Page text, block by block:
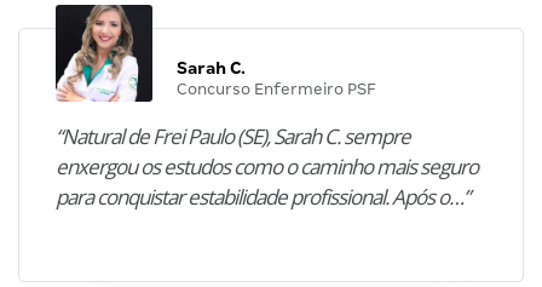
Sarah C.
Concurso Enfermeiro PSF
“Natural de Frei Paulo (SE), Sarah C. sempre
enxergou os estudos como o caminho mais seguro
para conquistar estabilidade profissional. Após o…”